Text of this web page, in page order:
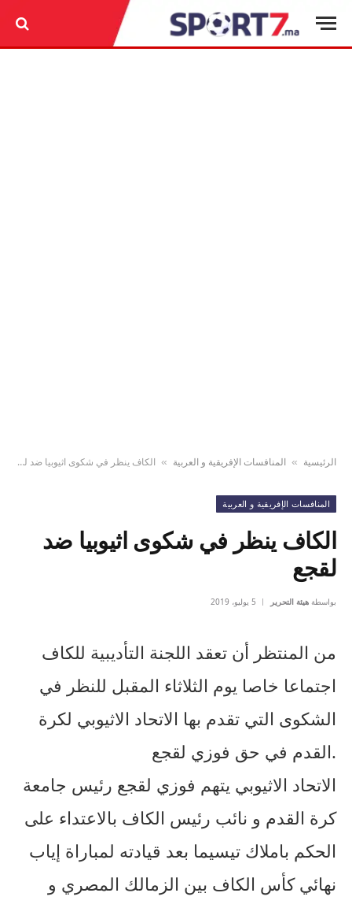
الرئيسية » المنافسات الإفريقية و العربية » الكاف ينظر في شكوى اثيوبيا ضد لقجع
المنافسات الإفريقية و العربية
الكاف ينظر في شكوى اثيوبيا ضد
لقجع
بواسطة هيئة التحرير 5 يوليو، 2019
من المنتظر أن تعقد اللجنة التأديبية للكاف
اجتماعا خاصا يوم الثلاثاء المقبل للنظر في
الشكوى التي تقدم بها الاتحاد الاثيوبي لكرة
القدم في حق فوزي لقجع.
الاتحاد الاثيوبي يتهم فوزي لقجع رئيس جامعة
كرة القدم و نائب رئيس الكاف بالاعتداء على
الحكم باملاك تيسيما بعد قيادته لمباراة إياب
نهائي كأس الكاف بين الزمالك المصري و